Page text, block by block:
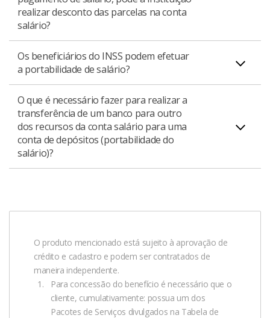
realizar desconto das parcelas na conta
salário?
Sim. As parcelas de operações de crédito ativas podem
ser descontadas diretamente da conta-salário caso o
titular do pagamento tenha autorizado, prévia e
formalmente, a realização deste débito.
Os beneficiários do INSS podem efetuar
a portabilidade de salário?
Não. A portabilidade de salário não se aplica aos
beneficiários do INSS (Instituto Nacional do Seguro
Social), por não possuírem conta salário. Neste caso, o
ideal é que você consulte as regras do INSS para
O que é necessário fazer para realizar a
transferência de um banco para outro
dos recursos da conta salário para uma
conta de depósitos (portabilidade do
salário)?
receber o seu salário. Após essa solicitação, seu salário
passará a ser transferido mensalmente, de forma
automática, para a conta indicada por você.
Atenção: o banco tem até 5 dias úteis para processar a
O produto mencionado está sujeito à aprovação de
crédito e cadastro e podem ser contratados de
maneira independente.
Para concessão do benefício é necessário que o
cliente, cumulativamente: possua um dos
Pacotes de Serviços divulgados na Tabela de